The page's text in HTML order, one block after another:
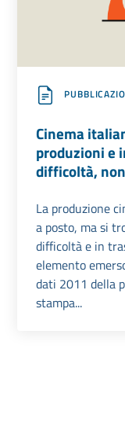
Cinema
produzioni e
difficoltà,
La produzione
a posto, ma si
difficoltà e in
elemento
dati 2011 della
stampa...